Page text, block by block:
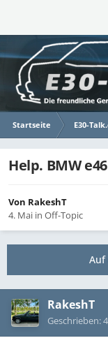
Startseite E30-
Help. BMW
Von RakeshT
4. Mai in Off-Topic
Auf
RakeshT
Geschrieben: